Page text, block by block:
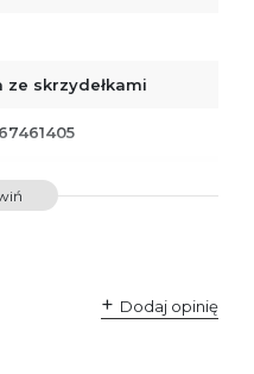
ze skrzydełkami
Dodaj opinię